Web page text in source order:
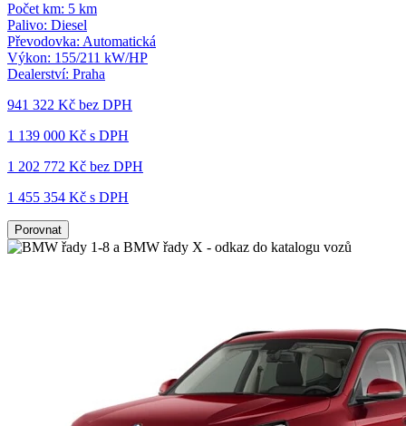
Počet km: 5 km
Palivo: Diesel
Převodovka: Automatická
Výkon: 155/211 kW/HP
Dealerství: Praha
941 322 Kč bez DPH
1 139 000 Kč s DPH
1 202 772 Kč bez DPH
1 455 354 Kč s DPH
Porovnat